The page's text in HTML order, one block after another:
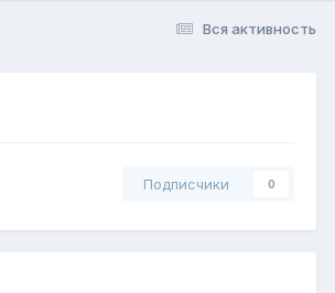
Вся активность
Подписчики 0